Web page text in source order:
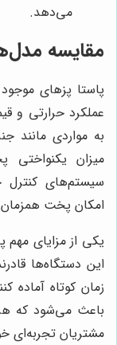
می‌دهد.
مقایسه
پاستا پزهای
عملکرد حرارتی و
به مواردی مانند
میزان
سیستم‌های
امکان پخت همزمان
یکی از مزایای
این دستگاه‌ها
زمان کوتاه آماده
باعث می‌شود که
مشتریان تجربه‌ای